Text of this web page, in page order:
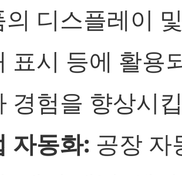
디스플레이
표시 등에 활용
경험을 향상시
자동화: 공장 자